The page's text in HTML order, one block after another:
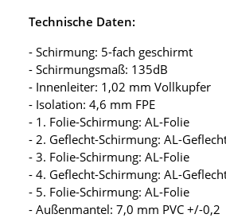
Technische Daten:
- Schirmung: 5-fach geschirmt
- Schirmungsmaß: 135dB
- Innenleiter: 1,02 mm Vollkupfer
- Isolation: 4,6 mm FPE
- 1. Folie-Schirmung: AL-Folie
- 2. Geflecht-Schirmung: AL-
- 3. Folie-Schirmung: AL-Folie
- 4. Geflecht-Schirmung: AL-
- 5. Folie-Schirmung: AL-Folie
- Außenmantel: 7,0 mm PVC +/-0,2